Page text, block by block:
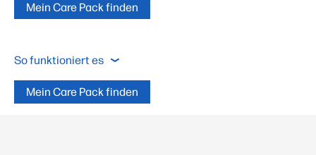
Mein Care Pack finden
So funktioniert es
Mein Care Pack finden